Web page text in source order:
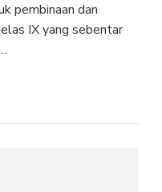
pembinaan dan
IX yang sebentar